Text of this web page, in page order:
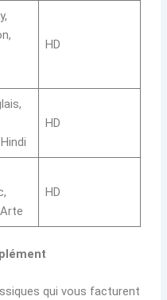
HD
HD
HD
qui vous facturent